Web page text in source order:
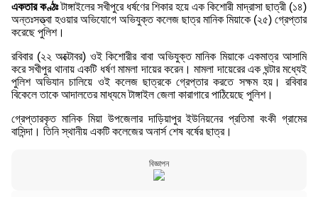
একতার কণ্ঠঃ‌টাঙ্গাইলের সখীপুরে ধর্ষণের শিকার হয়ে এক কিশোরী মাদ্রাসা ছাত্রী (১৪)
অন্তঃসত্ত্বা হওয়ার অভিযোগে অভিযুক্ত কলেজ ছাত্র মানিক মিয়াকে (২৫) গ্রেপ্তার
করেছে পুলিশ।
রবিবার (২২ অক্টোবর) ওই কিশোরীর বাবা অভিযুক্ত মানিক মিয়াকে একমাত্র আসামি
করে সখীপুর থানায় একটি ধর্ষণ মামলা দায়ের করেন। মামলা দায়েরের এক ঘন্টার মধ্যেই
পুলিশ অভিযান চালিয়ে ওই কলেজ ছাত্রকে গ্রেপ্তার করতে সক্ষম হয়। রবিবার
বিকেলে তাকে আদালতের মাধ্যমে টাঙ্গাইল জেলা কারাগারে পাঠিয়েছে পুলিশ।
গ্রেপ্তারকৃত মানিক মিয়া উপজেলার দাড়িয়াপুর ইউনিয়নের প্রতিমা বংকী গ্রামের
বাসিন্দা। তিনি স্থানীয় একটি কলেজের অনার্স শেষ বর্ষের ছাত্র।
বিজ্ঞাপন